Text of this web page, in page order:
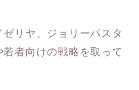
リヤ、ジョリーパスタ
者向けの戦略を取って